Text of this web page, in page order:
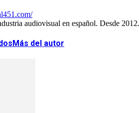
audiovisual en español. Desde 2012.
Más del autor